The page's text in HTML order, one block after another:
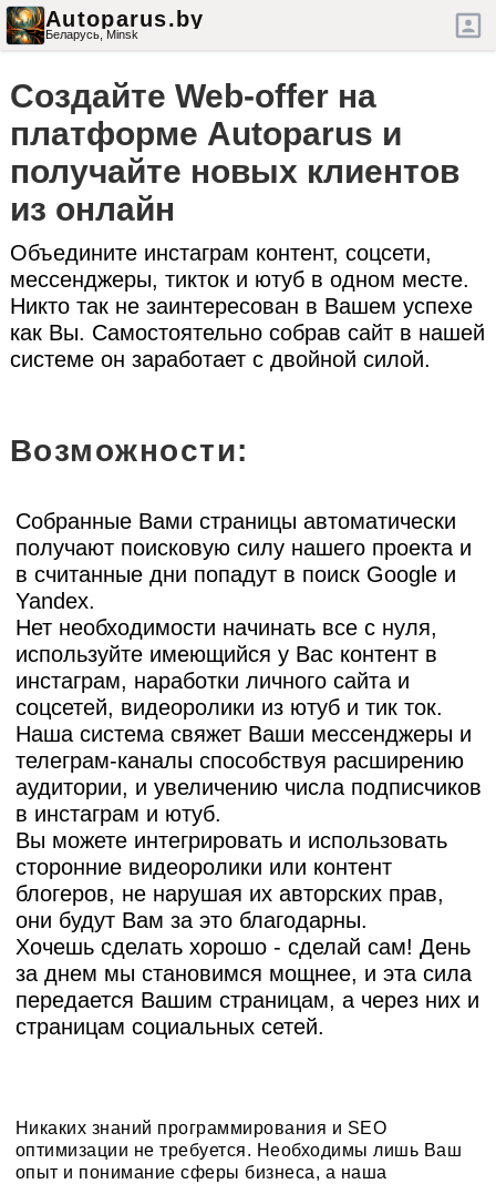
Autoparus.by
Беларусь, Minsk
Создайте Web-offer на
платформе Autoparus и
получайте новых клиентов
из онлайн
Объедините инстаграм контент, соцсети,
мессенджеры, тикток и ютуб в одном месте.
Никто так не заинтересован в Вашем успехе
как Вы. Самостоятельно собрав сайт в нашей
системе он заработает с двойной силой.
Возможности:
Собранные Вами страницы автоматически
получают поисковую силу нашего проекта и
в считанные дни попадут в поиск Google и
Yandex.
Нет необходимости начинать все с нуля,
используйте имеющийся у Вас контент в
инстаграм, наработки личного сайта и
соцсетей, видеоролики из ютуб и тик ток.
Наша система свяжет Ваши мессенджеры и
телеграм-каналы способствуя расширению
аудитории, и увеличению числа подписчиков
в инстаграм и ютуб.
Вы можете интегрировать и использовать
сторонние видеоролики или контент
блогеров, не нарушая их авторских прав,
они будут Вам за это благодарны.
Хочешь сделать хорошо - сделай сам! День
за днем мы становимся мощнее, и эта сила
передается Вашим страницам, а через них и
страницам социальных сетей.
Никаких знаний программирования и SEO
оптимизации не требуется. Необходимы лишь Ваш
опыт и понимание сферы бизнеса, а наша